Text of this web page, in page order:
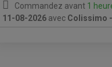
Commandez avant 1
11-08-2026 avec Colissimo